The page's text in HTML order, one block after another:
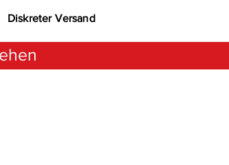
Diskreter Versand